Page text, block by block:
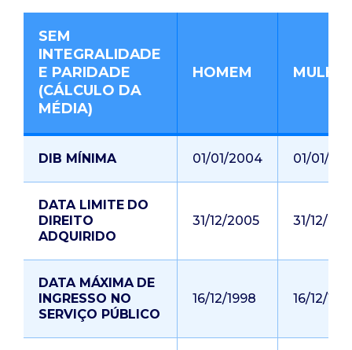
SEM
INTEGRALIDADE
E PARIDADE
(CÁLCULO DA
MÉDIA)
HOMEM
DIB MÍNIMA 01/01/2004 01/01/
DATA LIMITE DO
DIREITO
ADQUIRIDO
31/12/2005 31/12/
DATA MÁXIMA DE
INGRESSO NO
SERVIÇO PÚBLICO
16/12/1998 16/12/